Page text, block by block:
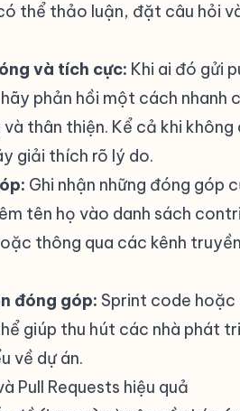
thể thảo luận, đặt câu hỏi
và tích cực: Khi ai đó gửi
phản hồi một cách nhanh
thân thiện. Kể cả khi không
giải thích rõ lý do.
Ghi nhận những đóng góp
tên họ vào danh sách
thông qua các kênh
đóng góp: Sprint code hoặc
giúp thu hút các nhà phát
về dự án.
Pull Requests hiệu quả